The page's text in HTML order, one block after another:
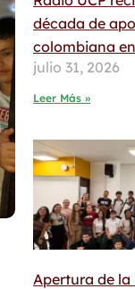
década de
colombiana
julio 31, 2026
Leer Más »
Apertura de la